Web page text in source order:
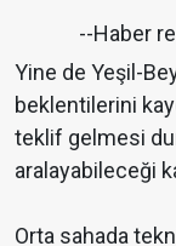
--Haber
Yine de Yeşil-
beklentilerini
teklif gelmesi
aralayabileceği
Orta sahada